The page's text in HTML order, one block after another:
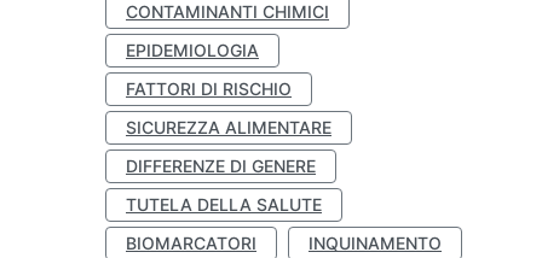
CONTAMINANTI CHIMICI
EPIDEMIOLOGIA
FATTORI DI RISCHIO
SICUREZZA ALIMENTARE
DIFFERENZE DI GENERE
TUTELA DELLA SALUTE
BIOMARCATORI
INQUINAMENTO